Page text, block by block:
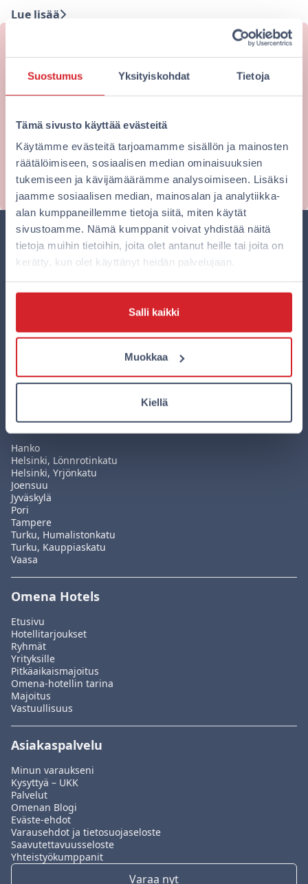
Suostumus Yksityiskohdat Tietoja
Tämä sivusto käyttää evästeitä
Käytämme evästeitä tarjoamamme sisällön ja mainosten
räätälöimiseen, sosiaalisen median ominaisuuksien
tukemiseen ja kävijämäärämme analysoimiseen. Lisäksi
jaamme sosiaalisen median, mainosalan ja analytiikka-
alan kumppaneillemme tietoja siitä, miten käytät
sivustoamme. Nämä kumppanit voivat yhdistää näitä
tietoja muihin tietoihin, joita olet antanut heille tai joita on
kerätty, kun olet käyttänyt heidän palvelujaan.
Salli kaikki
Muokkaa
Kiellä
Lue lisää
Haluatko majoittua edullisesti
kaupungin keskustassa?
hintaan. Varaa nyt!
Varaa nyt
Sovelluksella teet varauksesi edullisemmin kuin
helposti yhdessä paikassa. Lataa sovellus nyt!
Hotellit
Hanko
Helsinki, Lönnrotinkatu
Helsinki, Yrjönkatu
Joensuu
Jyväskylä
Pori
Tampere
Turku, Humalistonkatu
Turku, Kauppiaskatu
Vaasa
Omena Hotels
Etusivu
Hotellitarjoukset
Ryhmät
Yrityksille
Pitkäaikaismajoitus
Omena-hotellin tarina
Majoitus
Vastuullisuus
Asiakaspalvelu
Minun varaukseni
Kysyttyä – UKK
Palvelut
Omenan Blogi
Eväste-ehdot
Varausehdot ja tietosuojaseloste
Saavutettavuusseloste
Yhteistyökumppanit
Varaa nyt